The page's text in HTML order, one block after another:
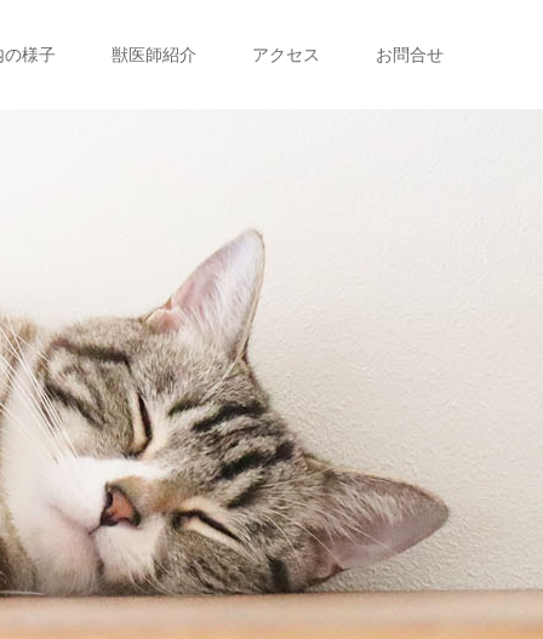
の様子 獣医師紹介 アクセス お問合せ